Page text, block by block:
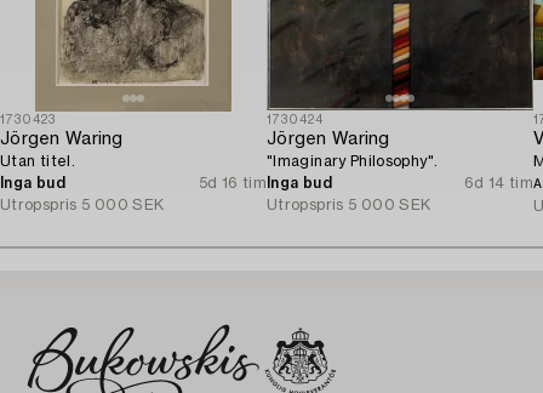
1730423
Jörgen Waring
Utan titel.
Inga bud
5d 16 tim
Utropspris 5 000 SEK
1730424
Jörgen Waring
"Imaginary Philosophy".
Inga bud
6d 14 tim
Utropspris 5 000 SEK